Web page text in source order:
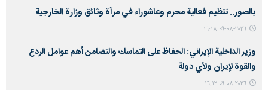
بالصور.. تنظيم فعالية محرم وعاشوراء في مرآة وثائق وزارة الخارجية
٢٠٢٦-٠٨-٠٩ ١٦:١٨
وزير الداخلية الإيراني: الحفاظ على التماسك والتضامن أهم عوامل الردع
والقوة لإيران ولأي دولة
٢٠٢٦-٠٨-٠٩ ١٦:١٢